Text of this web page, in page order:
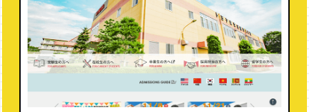
日本工学院一級自動車整備科
つくば自動車大学校
名鉄自動車専門学校
第一自動車大学校